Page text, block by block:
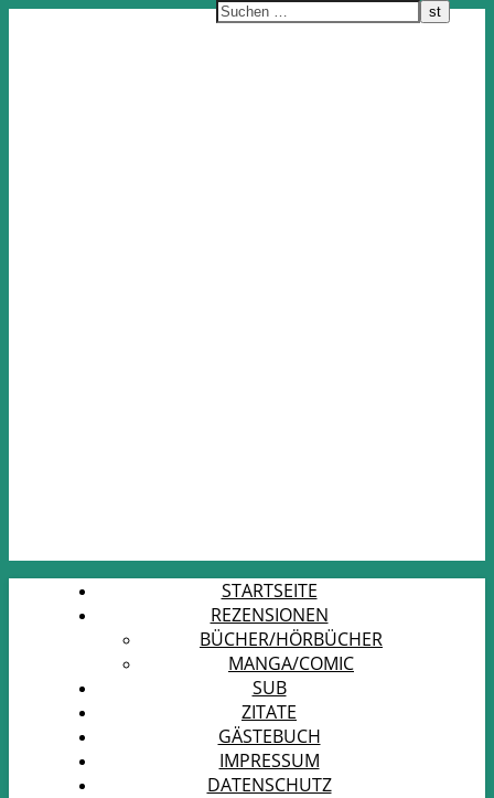
STARTSEITE
REZENSIONEN
BÜCHER/HÖRBÜCHER
MANGA/COMIC
SUB
ZITATE
GÄSTEBUCH
IMPRESSUM
DATENSCHUTZ